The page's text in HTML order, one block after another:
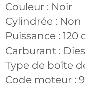
Couleur : Noir
Cylindrée : Non
Puissance : 120
Carburant :
Type de boîte
Code moteur :